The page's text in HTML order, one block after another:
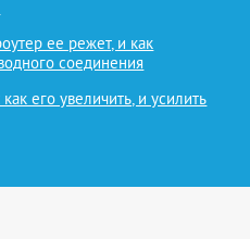
ее режет, и как
соединения
его увеличить, и усилить